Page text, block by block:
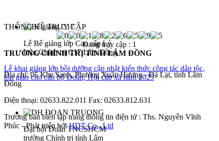
Lễ khai giảng lớp bồi dưỡng cập nhật kiến thức công tác dân tộc,
tôn giáo cho cán bộ Đoàn, Hội cấp xã năm 2025
Lễ Bế giảng lớp Cao cấp Lý
luận Chính trị C17 Lâm Đồng
Đại hội Đoàn TNCSHCM
trường Chính trị tỉnh Lâm
THỐNG KÊ TRUY CẬP
Đang truy cập : 1
TRƯỜNG CHÍNH TRỊ TỈNH LÂM ĐỒNG
Địa chỉ: 05 Khe Sanh, Phường Xuân Hương - Đà Lạt, tỉnh Lâm
Đồng
Điện thoại: 02633.822.011 Fax: 02633.812.631
Trưởng ban biên tập trang thông tin điện tử : Ths. Nguyễn Vĩnh
Phúc - Phát triển bởiHDT Co., Ltd